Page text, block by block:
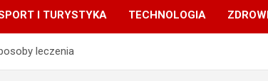
I TURYSTYKA TECHNOLOGIA
leczenia